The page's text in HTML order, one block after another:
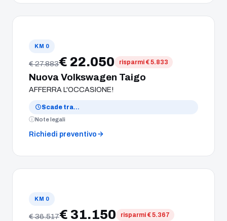
KM 0
€ 27.883€ 22.050 risparmi € 5.833
Nuova Volkswagen Taigo
AFFERRA L'OCCASIONE!
Scade tra…
Note legali
Richiedi preventivo
KM 0
€ 36.517€ 31.150 risparmi € 5.367